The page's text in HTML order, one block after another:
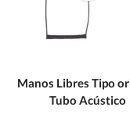
Manos Libres Tipo
Tubo Acústico